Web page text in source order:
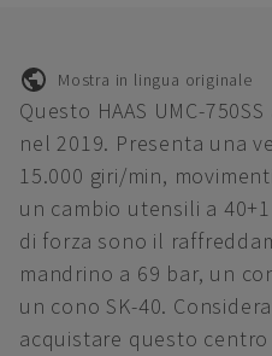
Mostra in lingua originale
Questo HAAS UMC-
nel 2019. Presenta una
15.000 giri/min,
un cambio utensili a
di forza sono il
mandrino a 69 bar, un
un cono SK-40.
acquistare questo